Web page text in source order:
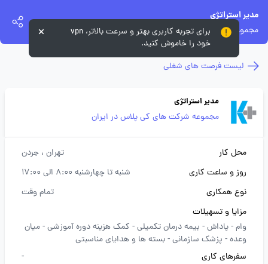
مدیر استراتژی
مجموعه شرکت های کی پلاس در ایران
لیست فرصت های شغلی
مدیر استراتژی
مجموعه شرکت های کی پلاس در ایران
محل کار تهران ، جردن
روز و ساعت کاری
شنبه تا چهارشنبه 8:00 الی 17:00
نوع همکاری
تمام وقت
مزایا و تسهیلات
وام -پاداش - بیمه درمان تکمیلی - کمک هزینه دوره آموزشی -میان
وعده - پزشک سازمانی -بسته ها و هدایای مناسبتی
سفرهای کاری
-
برای تجربه کاربری بهتر و سرعت بالاتر، vpn
خود را خاموش کنید.